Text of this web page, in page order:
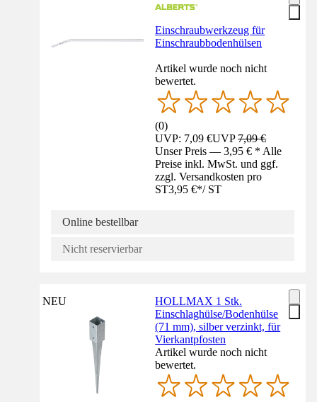
Einschraubwerkzeug für
Einschraubbodenhülsen
Artikel wurde noch nicht
bewertet.
(0)
UVP: 7,09 €UVP7,09 €
Unser Preis — 3,95 € * Alle
Preise inkl. MwSt. und ggf.
zzgl. Versandkosten pro
ST3,95 €*/ ST
Online bestellbar
Nicht reservierbar
NEU
HOLLMAX 1 Stk.
Einschlaghülse/Bodenhülse
(71 mm), silber verzinkt, für
Vierkantpfosten
Artikel wurde noch nicht
bewertet.